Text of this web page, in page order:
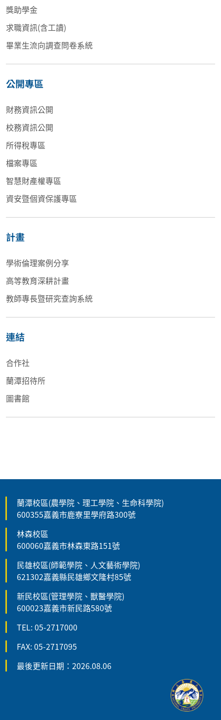
獎助學金
求職資訊(含工讀)
畢業生流向調查問卷系統
公開專區
財務資訊公開
校務資訊公開
所得稅專區
檔案專區
智慧財產權專區
資安暨個資保護專區
計畫
學術倫理案例分享
高等教育深耕計畫
教師專長暨研究查詢系統
連結
合作社
蘭潭招待所
圖書館
蘭潭校區(農學院、理工學院、生命科學院)
600355嘉義市鹿寮里學府路300號
林森校區
600060嘉義市林森東路151號
民雄校區(師範學院、人文藝術學院)
621302嘉義縣民雄鄉文隆村85號
新民校區(管理學院、獸醫學院)
600023嘉義市新民路580號
TEL: 05-2717000
FAX: 05-2717095
最後更新日期：2026.08.06